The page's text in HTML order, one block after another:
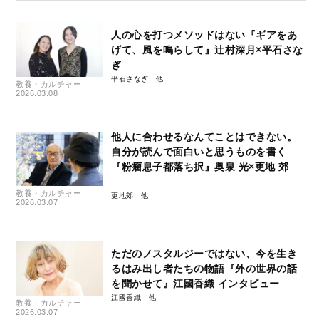
教養・カルチャー
2026.03.08
人の心を打つメソッドはない『ギアをあ
げて、風を鳴らして』辻村深月×平石さな
ぎ
平石さなぎ
教養・カルチャー
2026.03.07
他人に合わせるなんてことはできない。
自分が読んで面白いと思うものを書く
『粉瘤息子都落ち択』奥泉 光×更地 郊
更地郊
教養・カルチャー
2026.03.07
ただのノスタルジーではない、今を生き
るはみ出し者たちの物語『外の世界の話
を聞かせて』江國香織 インタビュー
江國香織